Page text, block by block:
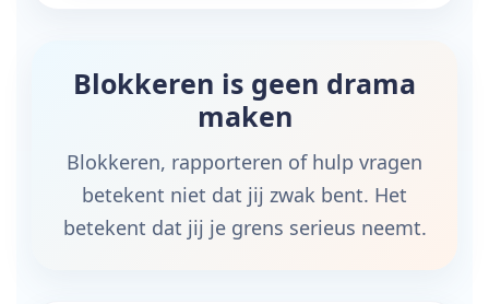
Blokkeren is geen drama
maken
Blokkeren, rapporteren of hulp vragen
betekent niet dat jij zwak bent. Het
betekent dat jij je grens serieus neemt.